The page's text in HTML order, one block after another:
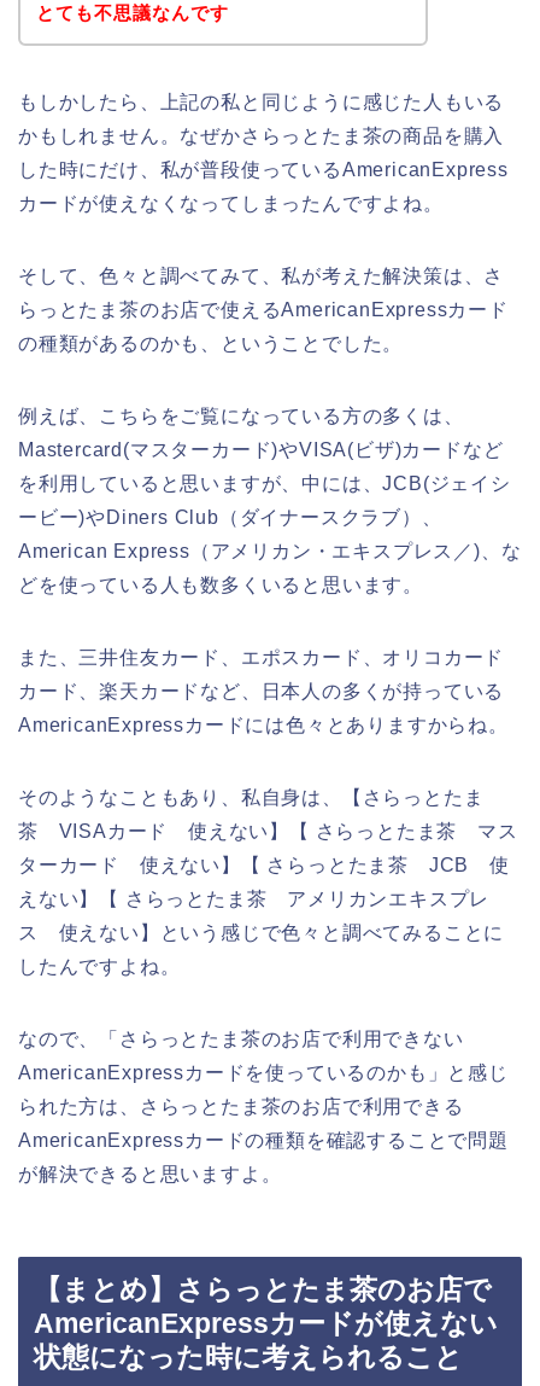
とても不思議なんです
もしかしたら、上記の私と同じように感じた人もいる
かもしれません。なぜかさらっとたま茶の商品を購入
した時にだけ、私が普段使っているAmericanExpress
カードが使えなくなってしまったんですよね。
そして、色々と調べてみて、私が考えた解決策は、さ
らっとたま茶のお店で使えるAmericanExpressカード
の種類があるのかも、ということでした。
例えば、こちらをご覧になっている方の多くは、
Mastercard(マスターカード)やVISA(ビザ)カードなど
を利用していると思いますが、中には、JCB(ジェイシ
ービー)やDiners Club（ダイナースクラブ）、
American Express（アメリカン・エキスプレス／)、な
どを使っている人も数多くいると思います。
また、三井住友カード、エポスカード、オリコカード
カード、楽天カードなど、日本人の多くが持っている
AmericanExpressカードには色々とありますからね。
そのようなこともあり、私自身は、【さらっとたま
茶 VISAカード 使えない】【 さらっとたま茶 マス
ターカード 使えない】【 さらっとたま茶 JCB 使
えない】【 さらっとたま茶 アメリカンエキスプレ
ス 使えない】という感じで色々と調べてみることに
したんですよね。
なので、「さらっとたま茶のお店で利用できない
AmericanExpressカードを使っているのかも」と感じ
られた方は、さらっとたま茶のお店で利用できる
AmericanExpressカードの種類を確認することで問題
が解決できると思いますよ。
【まとめ】さらっとたま茶のお店で
AmericanExpressカードが使えない
状態になった時に考えられること